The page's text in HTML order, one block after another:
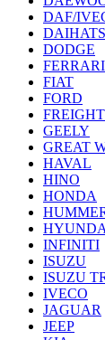
DAF/
DODGE
FERRARI
FIAT
FORD
GEELY
GREAT
HAVAL
HINO
HONDA
INFINITI
ISUZU
ISUZU
IVECO
JAGUAR
JEEP